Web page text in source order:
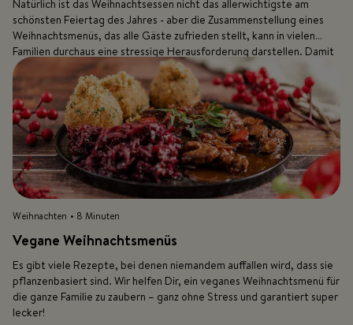
Natürlich ist das Weihnachtsessen nicht das allerwichtigste am
schönsten Feiertag des Jahres - aber die Zusammenstellung eines
Weihnachtsmenüs, das alle Gäste zufrieden stellt, kann in vielen
Familien durchaus eine stressige Herausforderung darstellen. Damit
Dir aber nicht wie an Last Christmas der Kopf rauchen muss,
übernehmen wir dieses Jahr einfach die Planung des
Weihnachtsmenüs für Dich!
Weihnachten • 8 Minuten
Vegane Weihnachtsmenüs
Es gibt viele Rezepte, bei denen niemandem auffallen wird, dass sie
pflanzenbasiert sind. Wir helfen Dir, ein veganes Weihnachtsmenü für
die ganze Familie zu zaubern – ganz ohne Stress und garantiert super
lecker!